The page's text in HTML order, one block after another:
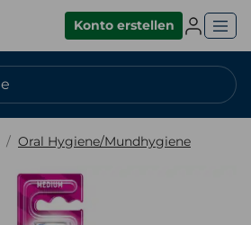
Konto erstellen
Oral Hygiene/Mundhygiene